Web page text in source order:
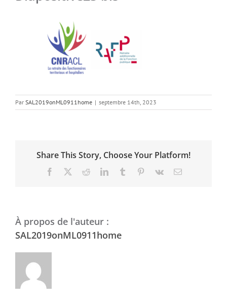
Par SAL2019onML0911home | septembre 14th, 2023
Share This Story, Choose Your Platform!
Facebook RedditLinkedInTumblr Pinterest
Vk Email
À propos de l'auteur :
SAL2019onML0911home